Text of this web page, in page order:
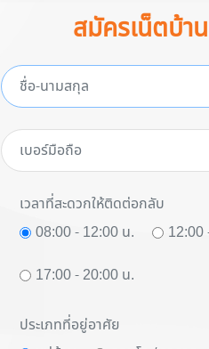
สมัครเน็ตบ้า
เวลาที่สะดวกให้ติดต่อกลับ
08:00 - 12:00 น.
12:00
17:00 - 20:00 น.
ประเภทที่อยู่อาศัย